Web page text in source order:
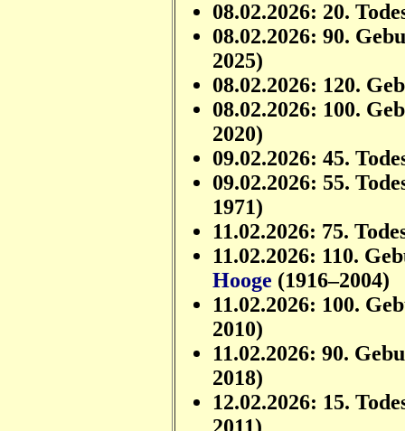
08.02.2026: 20.
08.02.2026: 90.
2025)
08.02.2026: 120.
08.02.2026: 100.
2020)
09.02.2026: 45.
09.02.2026: 55.
1971)
11.02.2026: 75.
11.02.2026: 110.
Hooge (1916–2004)
11.02.2026: 100.
2010)
11.02.2026: 90.
2018)
12.02.2026: 15.